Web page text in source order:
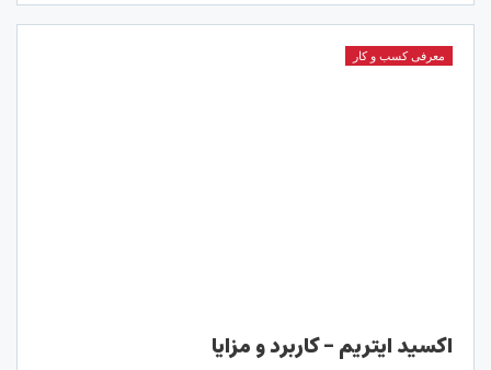
معرفی کسب و کار
اکسید ایتریم – کاربرد و مزایا